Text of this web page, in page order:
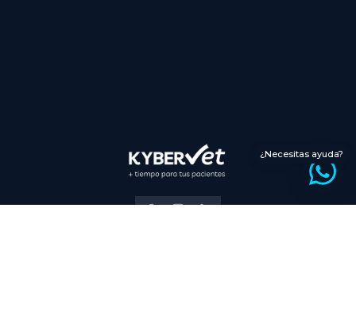
¿Necesitas ayuda?